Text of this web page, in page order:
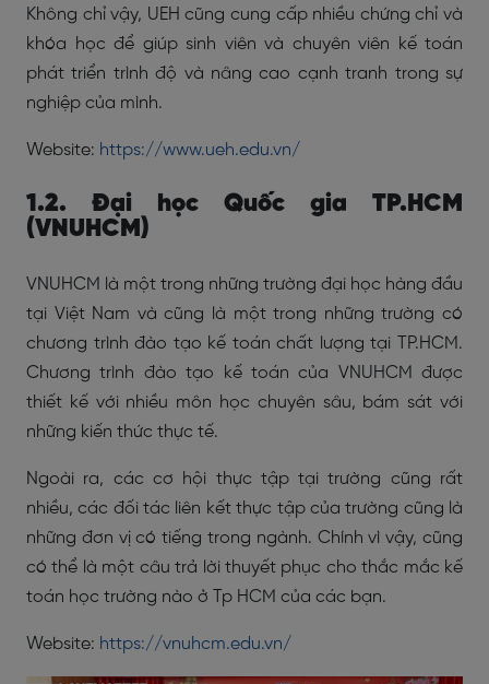
Không chỉ vậy, UEH cũng cung cấp nhiều chứng chỉ và
khóa học để giúp sinh viên và chuyên viên kế toán
phát triển trình độ và nâng cao cạnh tranh trong sự
nghiệp của mình.
Website: https://www.ueh.edu.vn/
1.2. Đại học Quốc gia TP.HCM
(VNUHCM)
VNUHCM là một trong những trường đại học hàng đầu
tại Việt Nam và cũng là một trong những trường có
chương trình đào tạo kế toán chất lượng tại TP.HCM.
Chương trình đào tạo kế toán của VNUHCM được
thiết kế với nhiều môn học chuyên sâu, bám sát với
những kiến thức thực tế.
Ngoài ra, các cơ hội thực tập tại trường cũng rất
nhiều, các đối tác liên kết thực tập của trường cũng là
những đơn vị có tiếng trong ngành. Chính vì vậy, cũng
có thể là một câu trả lời thuyết phục cho thắc mắc kế
toán học trường nào ở Tp HCM của các bạn.
Website: https://vnuhcm.edu.vn/